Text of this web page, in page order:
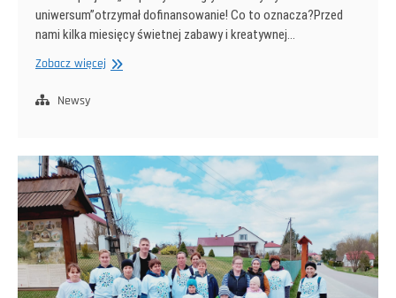
uniwersum”otrzymał dofinansowanie! Co to oznacza?Przed
nami kilka miesięcy świetnej zabawy i kreatywnej…
Zobacz więcej Od
tworzymy
własne
uniwersum
Newsy